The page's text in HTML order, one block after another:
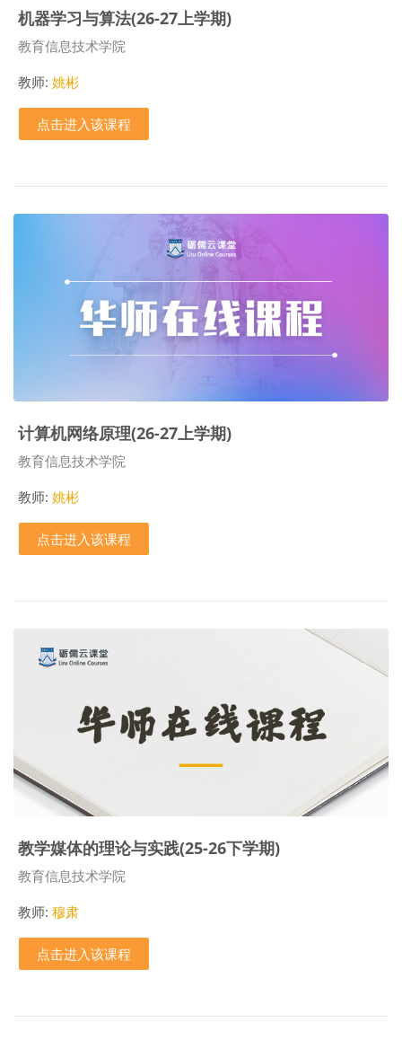
机器学习与算法(26-27上学期)
课程类别
教育信息技术学院
教师: 姚彬
点击进入该课程
计算机网络原理(26-27上学期)
课程类别
教育信息技术学院
教师: 姚彬
点击进入该课程
教学媒体的理论与实践(25-26下学期)
课程类别
教育信息技术学院
教师: 穆肃
点击进入该课程